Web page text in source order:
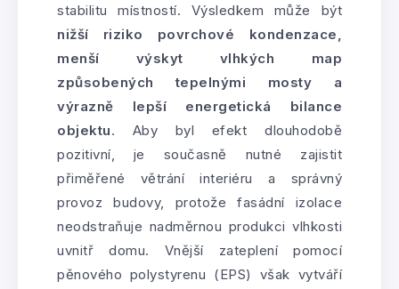
stabilitu místností. Výsledkem může být
nižší riziko povrchové kondenzace,
menší výskyt vlhkých map
způsobených tepelnými mosty a
výrazně lepší energetická bilance
objektu. Aby byl efekt dlouhodobě
pozitivní, je současně nutné zajistit
přiměřené větrání interiéru a správný
provoz budovy, protože fasádní izolace
neodstraňuje nadměrnou produkci vlhkosti
uvnitř domu. Vnější zateplení pomocí
pěnového polystyrenu (EPS) však vytváří